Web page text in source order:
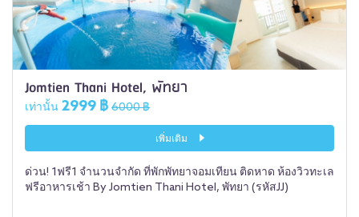
Jomtien Thani Hotel, พัทยา
เท่านั้น 2999 ฿ 6000 ฿
เพิ่มเติม
ด่วน! 1ฟรี1 จำนวนจำกัด ที่พักพัทยาจอมเทียน ติดหาด ห้องวิวทะเล
ฟรีอาหารเช้า By Jomtien Thani Hotel, พัทยา (รหัสJJ)